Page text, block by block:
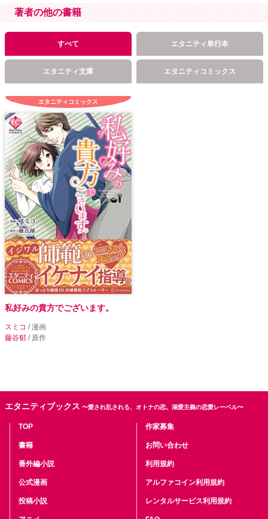
著者の他の書籍
すべて エタニティ単行本
エタニティ文庫 エタニティコミックス
エタニティコミックス
私好みの貴方でございます。
スミコ / 漫画
藤谷郁 / 原作
エタニティブックス 〜愛され乱される、オトナの恋。溺愛主義の恋愛レーベル〜
TOP
書籍
番外編小説
公式漫画
投稿小説
作家募集
お問い合わせ
利用規約
アルファコイン利用規約
レンタルサービス利用規約